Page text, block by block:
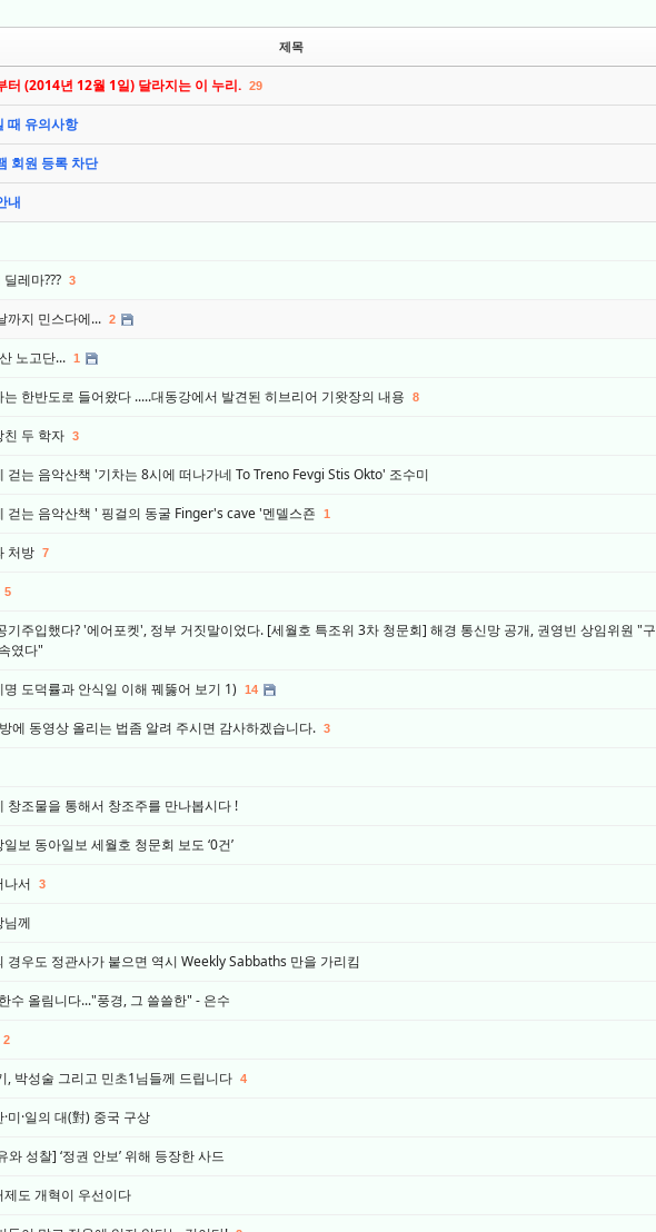
제목
터 (2014년 12월 1일) 달라지는 이 누리. 29
때 유의사항
회원 등록 차단
내
레마??? 3
까지 민스다에... 2
노고단... 1
한반도로 들어왔다 .....대동강에서 발견된 히브리어 기왓장의 내용 8
두 학자 3
걷는 음악산책 '기차는 8시에 떠나가네 To Treno Fevgi Stis Okto' 조수미
걷는 음악산책 ' 핑걸의 동굴 Finger's cave '멘델스죤 1
처방 7
5
기주입했다? '에어포켓', 정부 거짓말이었다. [세월호 특조위 3차 청문회] 해경 통신망 공개, 권영빈 상임위원 "구
였다"
도덕률과 안식일 이해 꿰뚫어 보기 1) 14
에 동영상 올리는 법좀 알려 주시면 감사하겠습니다. 3
창조물을 통해서 창조주를 만나봅시다 !
보 동아일보 세월호 청문회 보도 ‘0건’
나서 3
님께
경우도 정관사가 붙으면 역시 Weekly Sabbaths 만을 가리킴
수 올림니다..."풍경, 그 쓸쓸한" - 은수
2
, 박성술 그리고 민초1님들께 드립니다 4
미·일의 대(對) 중국 구상
와 성찰] ‘정권 안보’ 위해 등장한 사드
도 개혁이 우선이다